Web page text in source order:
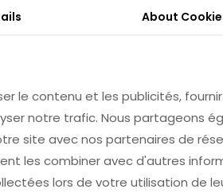
About
le contenu et les publicités,
notre trafic. Nous partageons
site avec nos partenaires de
les combiner avec d'autres
lors de votre utilisation de